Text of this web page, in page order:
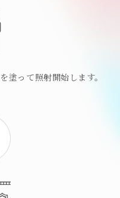
塗って照射開始します。